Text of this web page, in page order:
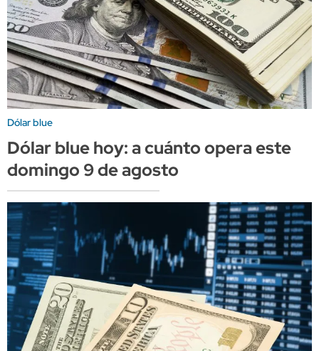
Dólar blue
Dólar blue hoy: a cuánto opera este
domingo 9 de agosto